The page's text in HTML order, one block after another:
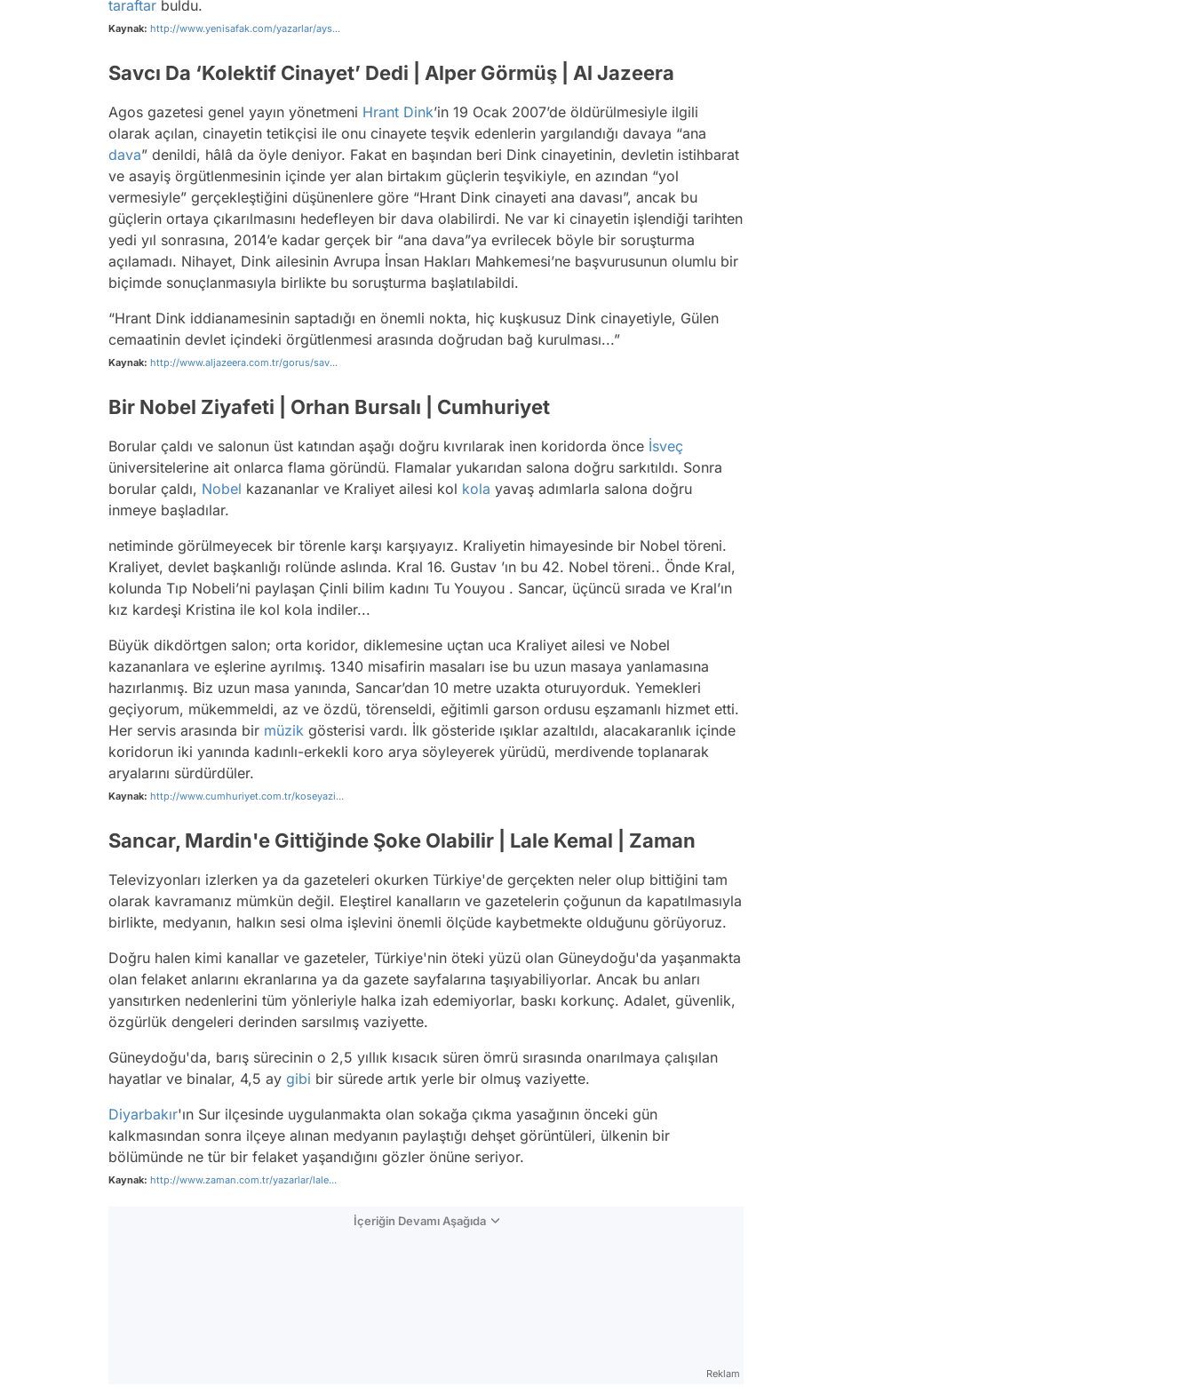
taraftar buldu.
Kaynak: http://www.yenisafak.com/yazarlar/ays...
Savcı Da ‘Kolektif Cinayet’ Dedi | Alper Görmüş | Al Jazeera
Agos gazetesi genel yayın yönetmeni Hrant Dink’in 19 Ocak 2007’de öldürülmesiyle ilgili
olarak açılan, cinayetin tetikçisi ile onu cinayete teşvik edenlerin yargılandığı davaya “ana
dava” denildi, hâlâ da öyle deniyor. Fakat en başından beri Dink cinayetinin, devletin istihbarat
ve asayiş örgütlenmesinin içinde yer alan birtakım güçlerin teşvikiyle, en azından “yol
vermesiyle” gerçekleştiğini düşünenlere göre “Hrant Dink cinayeti ana davası”, ancak bu
güçlerin ortaya çıkarılmasını hedefleyen bir dava olabilirdi. Ne var ki cinayetin işlendiği tarihten
yedi yıl sonrasına, 2014’e kadar gerçek bir “ana dava”ya evrilecek böyle bir soruşturma
açılamadı. Nihayet, Dink ailesinin Avrupa İnsan Hakları Mahkemesi’ne başvurusunun olumlu bir
biçimde sonuçlanmasıyla birlikte bu soruşturma başlatılabildi.
“Hrant Dink iddianamesinin saptadığı en önemli nokta, hiç kuşkusuz Dink cinayetiyle, Gülen
cemaatinin devlet içindeki örgütlenmesi arasında doğrudan bağ kurulması...”
Kaynak: http://www.aljazeera.com.tr/gorus/sav...
Bir Nobel Ziyafeti | Orhan Bursalı | Cumhuriyet
Borular çaldı ve salonun üst katından aşağı doğru kıvrılarak inen koridorda önce İsveç
üniversitelerine ait onlarca flama göründü. Flamalar yukarıdan salona doğru sarkıtıldı. Sonra
borular çaldı, Nobel kazananlar ve Kraliyet ailesi kol kola yavaş adımlarla salona doğru
inmeye başladılar.
netiminde görülmeyecek bir törenle karşı karşıyayız. Kraliyetin himayesinde bir Nobel töreni.
Kraliyet, devlet başkanlığı rolünde aslında. Kral 16. Gustav ’ın bu 42. Nobel töreni.. Önde Kral,
kolunda Tıp Nobeli’ni paylaşan Çinli bilim kadını Tu Youyou . Sancar, üçüncü sırada ve Kral’ın
kız kardeşi Kristina ile kol kola indiler...
Büyük dikdörtgen salon; orta koridor, diklemesine uçtan uca Kraliyet ailesi ve Nobel
kazananlara ve eşlerine ayrılmış. 1340 misafirin masaları ise bu uzun masaya yanlamasına
hazırlanmış. Biz uzun masa yanında, Sancar’dan 10 metre uzakta oturuyorduk. Yemekleri
geçiyorum, mükemmeldi, az ve özdü, törenseldi, eğitimli garson ordusu eşzamanlı hizmet etti.
Her servis arasında bir müzik gösterisi vardı. İlk gösteride ışıklar azaltıldı, alacakaranlık içinde
koridorun iki yanında kadınlı-erkekli koro arya söyleyerek yürüdü, merdivende toplanarak
aryalarını sürdürdüler.
Kaynak: http://www.cumhuriyet.com.tr/koseyazi...
Sancar, Mardin'e Gittiğinde Şoke Olabilir | Lale Kemal | Zaman
Televizyonları izlerken ya da gazeteleri okurken Türkiye'de gerçekten neler olup bittiğini tam
olarak kavramanız mümkün değil. Eleştirel kanalların ve gazetelerin çoğunun da kapatılmasıyla
birlikte, medyanın, halkın sesi olma işlevini önemli ölçüde kaybetmekte olduğunu görüyoruz.
Doğru halen kimi kanallar ve gazeteler, Türkiye'nin öteki yüzü olan Güneydoğu'da yaşanmakta
olan felaket anlarını ekranlarına ya da gazete sayfalarına taşıyabiliyorlar. Ancak bu anları
yansıtırken nedenlerini tüm yönleriyle halka izah edemiyorlar, baskı korkunç. Adalet, güvenlik,
özgürlük dengeleri derinden sarsılmış vaziyette.
Güneydoğu'da, barış sürecinin o 2,5 yıllık kısacık süren ömrü sırasında onarılmaya çalışılan
hayatlar ve binalar, 4,5 ay gibi bir sürede artık yerle bir olmuş vaziyette.
Diyarbakır'ın Sur ilçesinde uygulanmakta olan sokağa çıkma yasağının önceki gün
kalkmasından sonra ilçeye alınan medyanın paylaştığı dehşet görüntüleri, ülkenin bir
bölümünde ne tür bir felaket yaşandığını gözler önüne seriyor.
Kaynak: http://www.zaman.com.tr/yazarlar/lale...
İçeriğin Devamı Aşağıda
Reklam